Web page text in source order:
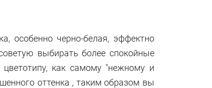
особенно черно-белая, эффектно
выбирать более спокойные
цветотипу, как самому "нежному и
оттенка , таким образом вы